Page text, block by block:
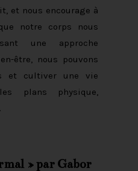
et nous encourage à
notre corps nous
une approche
être, nous pouvons
et cultiver une vie
plans physique,
» par Gabor